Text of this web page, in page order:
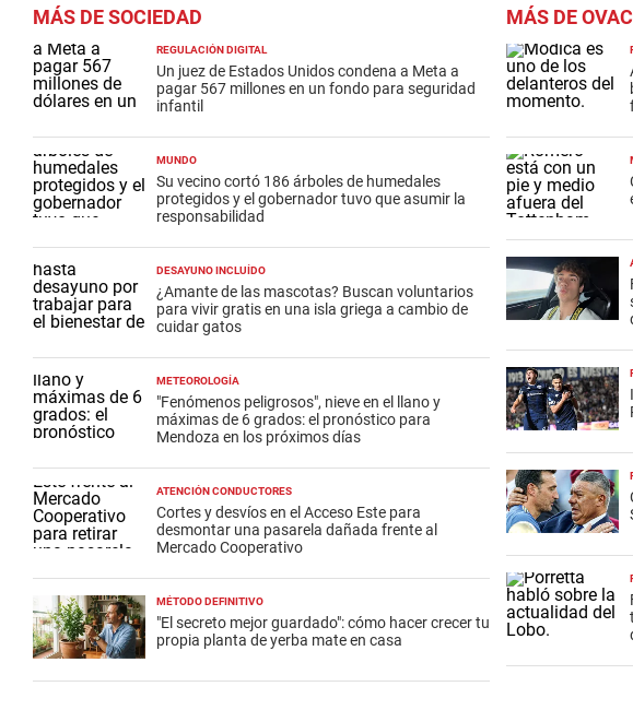
MÁS DE SOCIEDAD
REGULACIÓN DIGITAL
Un juez de Estados Unidos condena a Meta a
pagar 567 millones en un fondo para seguridad
infantil
MUNDO
Su vecino cortó 186 árboles de humedales
protegidos y el gobernador tuvo que asumir la
responsabilidad
DESAYUNO INCLUÍDO
¿Amante de las mascotas? Buscan voluntarios
para vivir gratis en una isla griega a cambio de
cuidar gatos
METEOROLOGÍA
"Fenómenos peligrosos", nieve en el llano y
máximas de 6 grados: el pronóstico para
Mendoza en los próximos días
ATENCIÓN CONDUCTORES
Cortes y desvíos en el Acceso Este para
desmontar una pasarela dañada frente al
Mercado Cooperativo
MÉTODO DEFINITIVO
"El secreto mejor guardado": cómo hacer crecer tu
propia planta de yerba mate en casa
MÁS DE